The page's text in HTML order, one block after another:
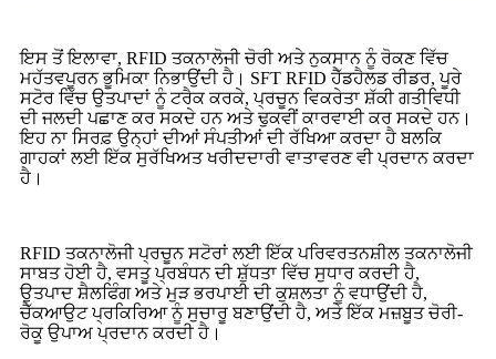
ਇਸ ਤੋਂ ਇਲਾਵਾ, RFID ਤਕਨਾਲੋਜੀ ਚੋਰੀ ਅਤੇ ਨੁਕਸਾਨ ਨੂੰ ਰੋਕਣ ਵਿੱਚ
ਮਹੱਤਵਪੂਰਨ ਭੂਮਿਕਾ ਨਿਭਾਉਂਦੀ ਹੈ। SFT RFID ਹੈੱਡਹੈਲਡ ਰੀਡਰ, ਪੂਰੇ
ਸਟੋਰ ਵਿੱਚ ਉਤਪਾਦਾਂ ਨੂੰ ਟਰੈਕ ਕਰਕੇ, ਪ੍ਰਚੂਨ ਵਿਕਰੇਤਾ ਸ਼ੱਕੀ ਗਤੀਵਿਧੀ
ਦੀ ਜਲਦੀ ਪਛਾਣ ਕਰ ਸਕਦੇ ਹਨ ਅਤੇ ਢੁਕਵੀਂ ਕਾਰਵਾਈ ਕਰ ਸਕਦੇ ਹਨ।
ਇਹ ਨਾ ਸਿਰਫ਼ ਉਨ੍ਹਾਂ ਦੀਆਂ ਸੰਪਤੀਆਂ ਦੀ ਰੱਖਿਆ ਕਰਦਾ ਹੈ ਬਲਕਿ
ਗਾਹਕਾਂ ਲਈ ਇੱਕ ਸੁਰੱਖਿਅਤ ਖਰੀਦਦਾਰੀ ਵਾਤਾਵਰਣ ਵੀ ਪ੍ਰਦਾਨ ਕਰਦਾ
ਹੈ।
RFID ਤਕਨਾਲੋਜੀ ਪ੍ਰਚੂਨ ਸਟੋਰਾਂ ਲਈ ਇੱਕ ਪਰਿਵਰਤਨਸ਼ੀਲ ਤਕਨਾਲੋਜੀ
ਸਾਬਤ ਹੋਈ ਹੈ, ਵਸਤੂ ਪ੍ਰਬੰਧਨ ਦੀ ਸ਼ੁੱਧਤਾ ਵਿੱਚ ਸੁਧਾਰ ਕਰਦੀ ਹੈ,
ਉਤਪਾਦ ਸ਼ੈਲਫਿੰਗ ਅਤੇ ਮੁੜ ਭਰਪਾਈ ਦੀ ਕੁਸ਼ਲਤਾ ਨੂੰ ਵਧਾਉਂਦੀ ਹੈ,
ਚੈੱਕਆਉਟ ਪ੍ਰਕਿਰਿਆ ਨੂੰ ਸੁਚਾਰੂ ਬਣਾਉਂਦੀ ਹੈ, ਅਤੇ ਇੱਕ ਮਜ਼ਬੂਤ ​​ਚੋਰੀ-
ਰੋਕੂ ਉਪਾਅ ਪ੍ਰਦਾਨ ਕਰਦੀ ਹੈ।